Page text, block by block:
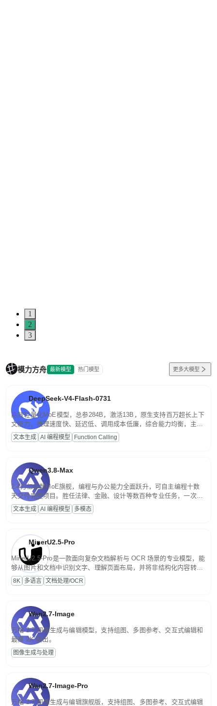
1
2
3
模力方舟 最新模型 热门模型 更多大模型
DeepSeek-V4-Flash-0731
高效轻量化MoE模型，总参284B，激活13B，原生支持百万超长上下
文能力。推理速度快、延迟低、调用成本低廉，综合能力均衡，主打
高并发、轻量化任务，适合日常对话、内容创作、基础 RAG、批量
文案处理等普惠刚需场景。
文本生成 AI 编程模型 Function Calling
Qwen3.8-Max
2.4万亿参数MoE旗舰，编程与办公能力全面跃升，可自主编程十数
天交付完整项目。胜任法律、金融、设计等数百种专业任务，一次对
话端到端交付生产级成果。原生视觉理解贯穿规划、执行与验证全流
程，支持超长文档与长视频的深度语义解析。长程任务中自主规划与
文本生成 AI 编程模型 多模态
MinerU2.5-Pro
MinerU2.5-Pro是一款面向复杂文档解析与 OCR 场景的专业模型，能
够从图片和文档中识别文字、理解页面布局，并将非结构化内容转换
为便于存储、检索和二次处理的结构化结果。
8K 多语言 文档处理/OCR
Wan2.7-Image
万相 2.7 图像生成与编辑模型，支持组图、多图参考、交互式编辑和
最高 2K 输出。
图像生成与处理
Wan2.7-Image-Pro
万相 2.7 图像生成与编辑旗舰版，支持组图、多图参考、交互式编辑